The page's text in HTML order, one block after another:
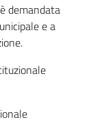
demandata
e a